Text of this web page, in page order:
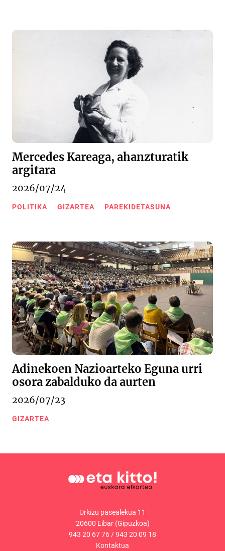
Mercedes Kareaga, ahanzturatik
argitara
2026/07/24
POLITIKA GIZARTEA PAREKIDETASUNA
Adinekoen Nazioarteko Eguna urri
osora zabalduko da aurten
2026/07/23
GIZARTEA
Urkizu pasealekua 11
20600 Eibar (Gipuzkoa)
943 20 67 76/943 20 09 18
Kontaktua